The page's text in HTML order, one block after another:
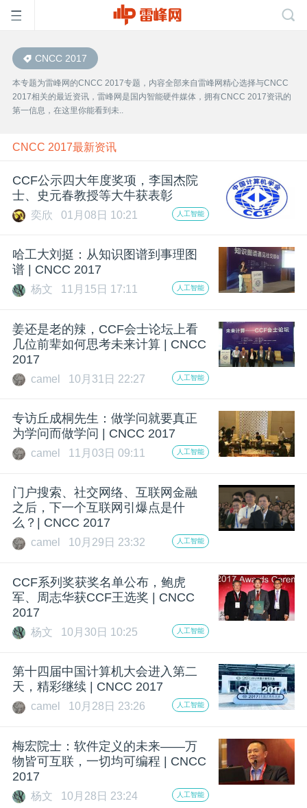
首
页
雷
峰
公
课
动
心
专
题
爱
机
CNCC 2017
本专题为雷峰网的CNCC 2017专题，内容全部来自雷峰网精心选择与CNCC
2017相关的最近资讯，雷峰网是国内智能硬件媒体，拥有CNCC 2017资讯的
第一信息，在这里你能看到未..
CNCC 2017最新资讯
CCF公示四大年度奖项，李国杰院
士、史元春教授等大牛获表彰
奕欣 01月08日 10:21 人工智能
哈工大刘挺：从知识图谱到事理图
谱 | CNCC 2017
杨文 11月15日 17:11 人工智能
姜还是老的辣，CCF会士论坛上看
几位前辈如何思考未来计算 | CNCC
2017
camel 10月31日 22:27 人工智能
专访丘成桐先生：做学问就要真正
为学问而做学问 | CNCC 2017
camel 11月03日 09:11 人工智能
门户搜索、社交网络、互联网金融
之后，下一个互联网引爆点是什
么？| CNCC 2017
camel 10月29日 23:32 人工智能
CCF系列奖获奖名单公布，鲍虎
军、周志华获CCF王选奖 | CNCC
2017
杨文 10月30日 10:25 人工智能
第十四届中国计算机大会进入第二
天，精彩继续 | CNCC 2017
camel 10月28日 23:26 人工智能
梅宏院士：软件定义的未来——万
物皆可互联，一切均可编程 | CNCC
2017
杨文 10月28日 23:24 人工智能